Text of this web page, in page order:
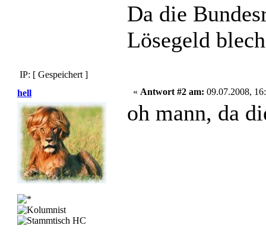
Da die
Lösegeld
IP: [ Gespeichert ]
hell
« Antwort #2 am: 09.07.2008,
oh mann, da